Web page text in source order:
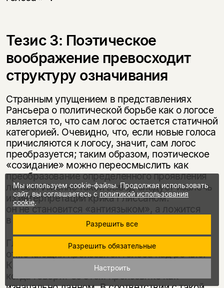
Тезис 3: Поэтическое
воображение превосходит
структуру означивания
Странным упущением в представлениях
Рансьера о политической борьбе как о логосе
является то, что сам логос остается статичной
категорией. Очевидно, что, если новые голоса
причисляются к логосу, значит, сам логос
преобразуется; таким образом, поэтическое
«созидание» можно переосмыслить как
преобразование определенного проявления
логоса. Именно такой вывод следует извлечь
из интерпретации крика Глиссаном:
он не становится «антиязыком», а ложится
в основу другого логоса.
Глиссан — не единственный теоретик,
отмечающий преизбыток голоса над речью.
Кавареро высказывается от лица многих,
когда говорит об этом преизбытке как
Мы используем cookie-файлы. Продолжая использовать
сайт, вы соглашаетесь с политикой использования
cookie.
Разрешить все
Разрешить обязательные
Настроить